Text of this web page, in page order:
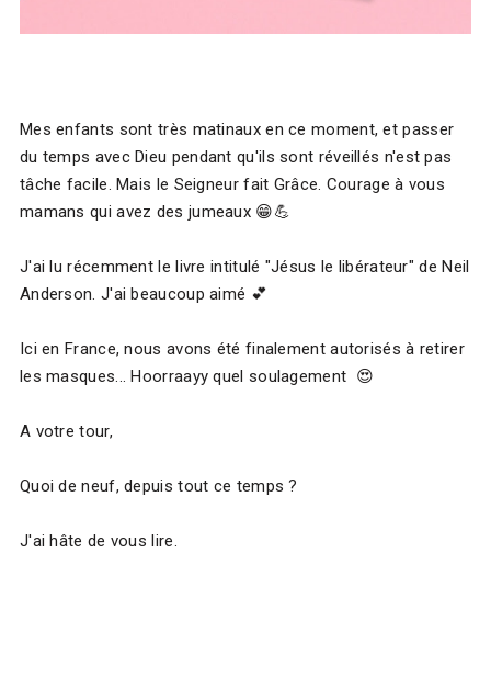
Mes enfants sont très matinaux en ce moment, et passer
du temps avec Dieu pendant qu'ils sont réveillés n'est pas
tâche facile. Mais le Seigneur fait Grâce. Courage à vous
mamans qui avez des jumeaux 😁💪
J'ai lu récemment le livre intitulé "Jésus le libérateur" de Neil
Anderson. J'ai beaucoup aimé 💕
Ici en France, nous avons été finalement autorisés à retirer
les masques... Hoorraayy quel soulagement 😍
A votre tour,
Quoi de neuf, depuis tout ce temps ?
J'ai hâte de vous lire.